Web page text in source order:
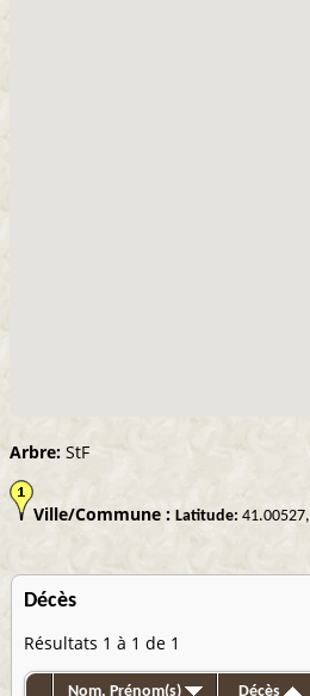
Arbre: StF
Ville/Commune : Latitude: 41.00527,
Décès
Résultats 1 à 1 de 1
Nom, Prénom(s) Décès